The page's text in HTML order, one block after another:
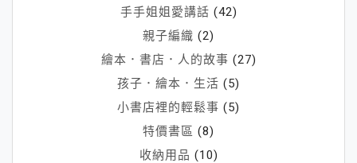
手手姐姐愛講話 (42)
親子編織 (2)
繪本．書店．人的故事 (27)
孩子．繪本．生活 (5)
小書店裡的輕鬆事 (5)
特價書區 (8)
收納用品 (10)